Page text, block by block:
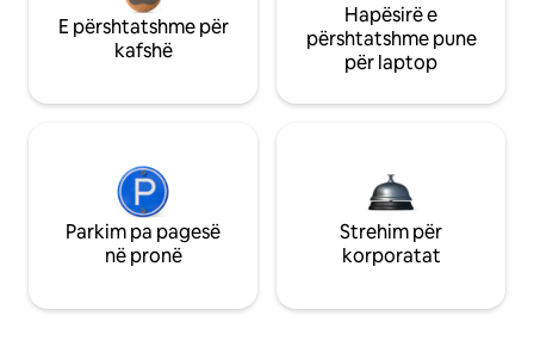
E përshtatshme për
kafshë
Hapësirë e
përshtatshme pune
për laptop
Parkim pa pagesë
në pronë
Strehim për
korporatat